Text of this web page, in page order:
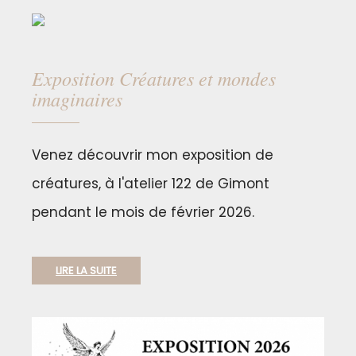
Exposition Créatures et mondes
imaginaires
Venez découvrir mon exposition de
créatures, à l'atelier 122 de Gimont
pendant le mois de février 2026.
LIRE LA SUITE